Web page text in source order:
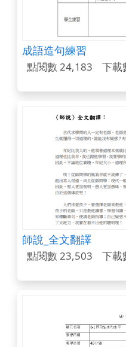
成語造句練習
點閱數 24,183 下載
師說_全文翻譯
點閱數 23,503 下載